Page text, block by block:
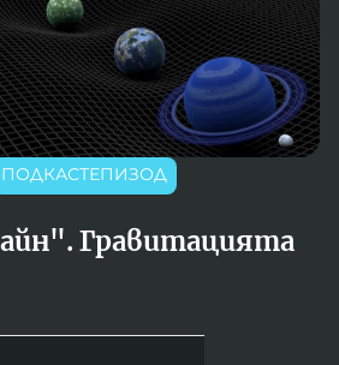
език
ПОДКАСТЕПИЗОД
Гравитацията